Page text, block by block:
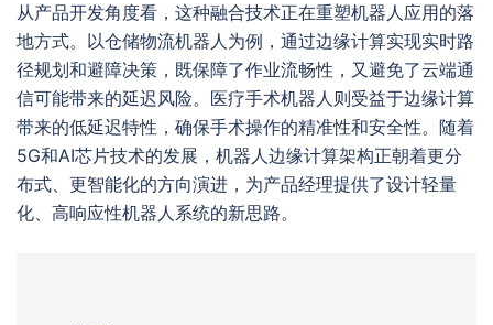
从产品开发角度看，这种融合技术正在重塑机器人应用的落
地方式。以仓储物流机器人为例，通过边缘计算实现实时路
径规划和避障决策，既保障了作业流畅性，又避免了云端通
信可能带来的延迟风险。医疗手术机器人则受益于边缘计算
带来的低延迟特性，确保手术操作的精准性和安全性。随着
5G和AI芯片技术的发展，机器人边缘计算架构正朝着更分
布式、更智能化的方向演进，为产品经理提供了设计轻量
化、高响应性机器人系统的新思路。